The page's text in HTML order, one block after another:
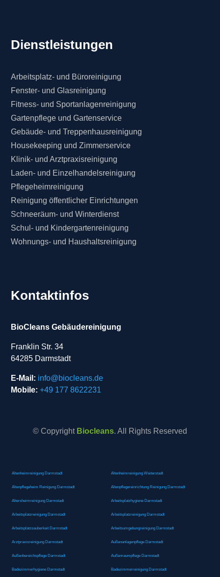
Dienstleistungen
Arbeitsplatz- und Büroreinigung
Fenster- und Glasreinigung
Fitness- und Sportanlagenreinigung
Gartenpflege und Gartenservice
Gebäude- und Treppenhausreinigung
Housekeeping und Zimmerservice
Klinik- und Arztpraxisreinigung
Laden- und Einzelhandelsreinigung
Pflegeheimreinigung
Reinigung öffentlicher Einrichtungen
Schneeräum- und Winterdienst
Schul- und Kindergartenreinigung
Wohnungs- und Haushaltsreinigung
Kontaktinfos
BioCleans Gebäudereinigung
Franklin Str. 34
64285 Darmstadt
E-Mail: info@biocleans.de
Mobile: +49 177 8622231
© Copyright Biocleans. All Rights Reserved
Altenheimreinigung Darmstadt Altenheimreinigung Weiterstadt
Altenpflegeheim Reinigung Darmstadt Altenpflegereinrichtung Reinigung Darmstadt
Altersheimreinigung Darmstadt Arbeitsplatzhygiene Darmstadt
Arbeitsplatzreinigung Darmstadt Arbeitsplatzreinigung Darmstadt
Arbeitsplatzsauberkeit Darmstadt Arbeitsumgebungreinigung Darmstadt
Arztpraxisreinigung Darmstadt Außenanlagenpflege Darmstadt
Außenbereichspflege Darmstadt Außenraumpflege Darmstadt
Badezimmerhygiene Darmstadt Badezimmerreinigung Darmstadt